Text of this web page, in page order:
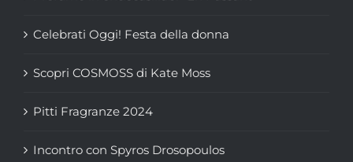
Celebrati Oggi! Festa della donna
Scopri COSMOSS di Kate Moss
Pitti Fragranze 2024
Incontro con Spyros Drosopoulos